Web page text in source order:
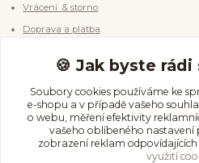
Vrácení & storno
Doprava a platba
Na Olmovci 1454
Orlová Lutyně, 735 14
🍪 Jak byste
Soubory cookies používáme ke
e-shopu a v případě vašeho
o webu, měření efektivity
vašeho oblíbeného nastavení
zobrazení reklam
využití